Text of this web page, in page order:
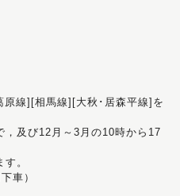
線][相馬線][大秋･居森平線]を
及び12月～3月の10時から17
。
車）